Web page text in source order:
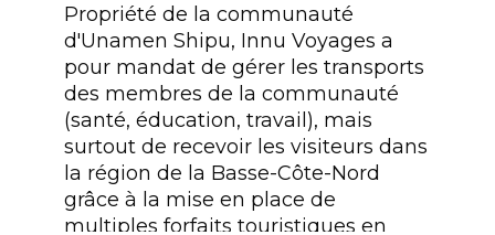
Propriété de la communauté
d'Unamen Shipu, Innu Voyages a
pour mandat de gérer les transports
des membres de la communauté
(santé, éducation, travail), mais
surtout de recevoir les visiteurs dans
la région de la Basse-Côte-Nord
grâce à la mise en place de
multiples forfaits touristiques en